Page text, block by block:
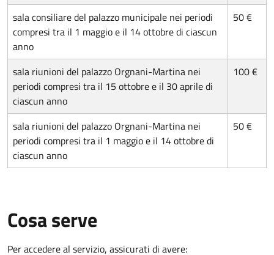
sala consiliare del palazzo municipale nei periodi
compresi tra il 1 maggio e il 14 ottobre di ciascun
anno
50 €
sala riunioni del palazzo Orgnani-Martina nei
periodi compresi tra il 15 ottobre e il 30 aprile di
ciascun anno
100 €
sala riunioni del palazzo Orgnani-Martina nei
periodi compresi tra il 1 maggio e il 14 ottobre di
ciascun anno
50 €
Cosa serve
Per accedere al servizio, assicurati di avere: